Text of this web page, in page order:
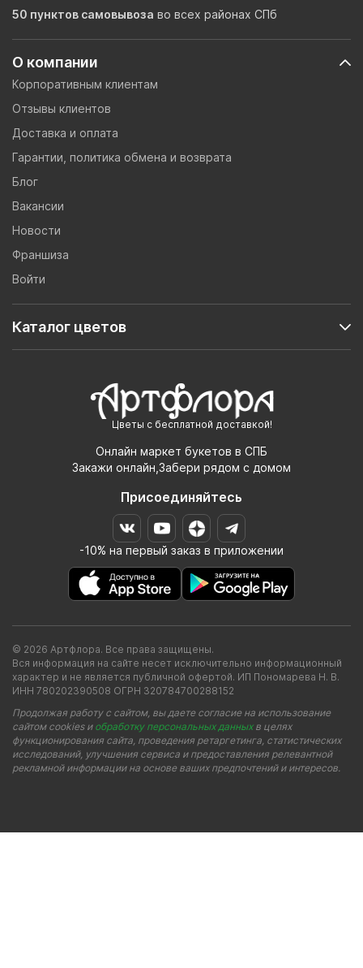
Цветы с бесплатной доставкой!
Онлайн маркет букетов в СПБ
Закажи онлайн,Забери рядом с домом
Присоединяйтесь
-10% на первый заказ в приложении
О компании
Корпоративным клиентам
Отзывы клиентов
Доставка и оплата
Гарантии, политика обмена и возврата
Блог
Вакансии
Новости
Франшиза
Войти
Каталог цветов
50 пунктов самовывоза во всех районах СПб
© 2026 Артфлора. Все права защищены.
Вся информация на сайте несет исключительно информационный
характер и не является публичной офертой. ИП Пономарева Н. В.
ИНН 780202390508 ОГРН 320784700288152
Продолжая работу с сайтом, вы даете согласие на использование
сайтом cookies и обработку персональных данныхв целях
функционирования сайта, проведения ретаргетинга, статистических
исследований, улучшения сервиса и предоставления релевантной
рекламной информации на основе ваших предпочтений и интересов.